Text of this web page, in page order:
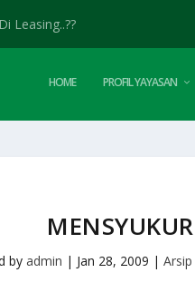
Leasing..??
HOME PROFIL YAYASAN
byadmin | Jan 28, 2009 |